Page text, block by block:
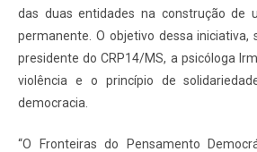
das duas entidades na construção de
permanente. O objetivo dessa iniciativa,
presidente do CRP14/MS, a psicóloga
violência e o princípio de
democracia.
“O Fronteiras do Pensamento